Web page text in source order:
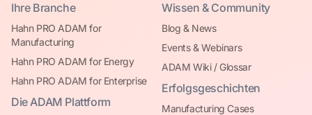
Ihre Branche
Hahn PRO ADAM for
Manufacturing
Hahn PRO ADAM for Energy
Hahn PRO ADAM for Enterprise
Die ADAM Plattform
Wissen & Community
Blog & News
Events & Webinars
ADAM Wiki / Glossar
Erfolgsgeschichten
Manufacturing Cases